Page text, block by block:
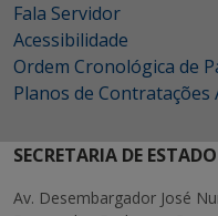
Fala Servidor
Acessibilidade
Ordem Cronológica de
Planos de Contratações
SECRETARIA DE
Av. Desembargador José